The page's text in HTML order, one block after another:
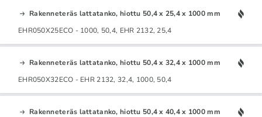
Rakenneteräs lattatanko, hiottu 50,4 x 25,4 x 1000 mm
EHR050X25ECO - 1000, 50,4, EHR 2132, 25,4
Rakenneteräs lattatanko, hiottu 50,4 x 32,4 x 1000 mm
EHR050X32ECO - EHR 2132, 32,4, 1000, 50,4
Rakenneteräs lattatanko, hiottu 50,4 x 40,4 x 1000 mm